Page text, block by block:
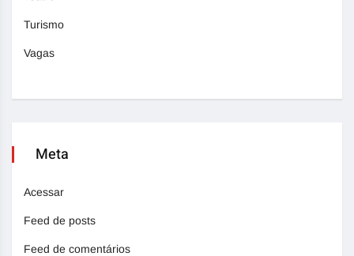
Turismo
Vagas
Meta
Acessar
Feed de posts
Feed de comentários